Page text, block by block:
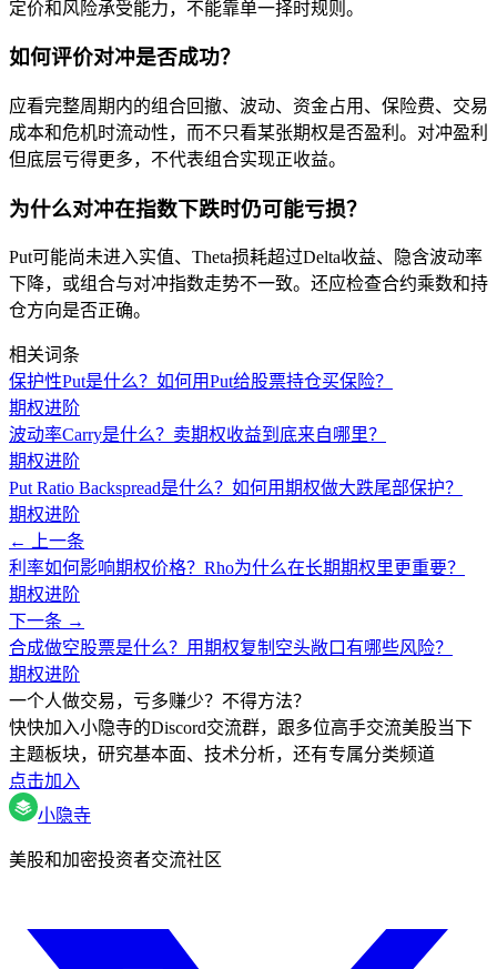
定价和风险承受能力，不能靠单一择时规则。
如何评价对冲是否成功？
应看完整周期内的组合回撤、波动、资金占用、保险费、交易
成本和危机时流动性，而不只看某张期权是否盈利。对冲盈利
但底层亏得更多，不代表组合实现正收益。
为什么对冲在指数下跌时仍可能亏损？
Put可能尚未进入实值、Theta损耗超过Delta收益、隐含波动率
下降，或组合与对冲指数走势不一致。还应检查合约乘数和持
仓方向是否正确。
相关词条
保护性Put是什么？如何用Put给股票持仓买保险？
期权进阶
波动率Carry是什么？卖期权收益到底来自哪里？
期权进阶
Put Ratio Backspread是什么？如何用期权做大跌尾部保护？
期权进阶
← 上一条
利率如何影响期权价格？Rho为什么在长期期权里更重要？
期权进阶
下一条 →
合成做空股票是什么？用期权复制空头敞口有哪些风险？
期权进阶
一个人做交易，亏多赚少？不得方法？
快快加入小隐寺的Discord交流群，跟多位高手交流美股当下
主题板块，研究基本面、技术分析，还有专属分类频道
点击加入
小隐寺
美股和加密投资者交流社区